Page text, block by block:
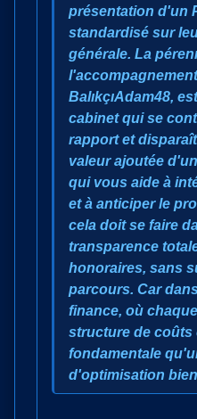
présentation d'un
standardisé sur
générale. La
BalıkçıAdam48,
cabinet qui se
rapport et
valeur ajoutée
qui vous aide à
et à anticiper le
cela doit se faire
transparence
honoraires, sans
parcours. Car
finance, où
structure de coûts
fondamentale
d'optimisation